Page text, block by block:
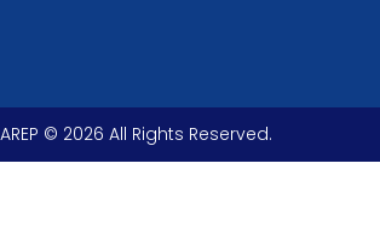
© 2026 All Rights Reserved.